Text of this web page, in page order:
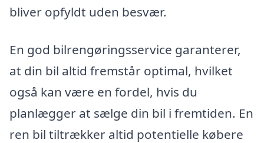
bliver opfyldt uden besvær.
En god bilrengøringsservice garanterer,
at din bil altid fremstår optimal, hvilket
også kan være en fordel, hvis du
planlægger at sælge din bil i fremtiden. En
ren bil tiltrækker altid potentielle købere